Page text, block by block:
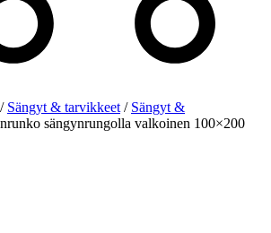
/ Sängyt & tarvikkeet / Sängyt &
sängynrungolla valkoinen 100×200